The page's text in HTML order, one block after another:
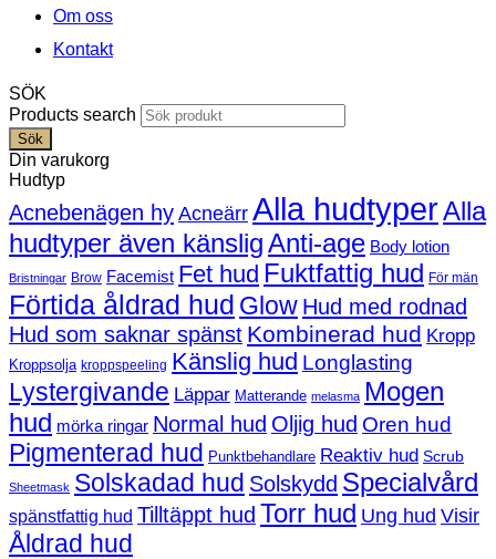
Om oss
Kontakt
SÖK
Products search
Sök
Din varukorg
Hudtyp
Acnebenägen hy Acneärr Alla hudtyperAlla
hudtyper även känsligAnti-age Body lotion
Bristningar Brow Facemist Fet hud Fuktfattig hud För män
Förtida åldrad hud Glow Hud med rodnad
Hud som saknar spänst Kombinerad hud Kropp
Kroppsolja kroppspeeling Känslig hud Longlasting
Lystergivande Läppar Matterande melasma Mogen
hud mörka ringar Normal hud Oljig hud Oren hud
Pigmenterad hud Punktbehandlare Reaktiv hud Scrub
Sheetmask Solskadad hud Solskydd Specialvård
spänstfattig hud Tilltäppt hud Torr hud Ung hud Visir
Åldrad hud